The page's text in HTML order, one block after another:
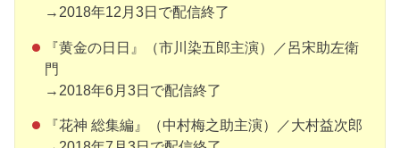
→2018年12月3日で配信終了
『黄金の日日』（市川染五郎主演）／呂宋助左衛
門
→2018年6月3日で配信終了
『花神 総集編』（中村梅之助主演）／大村益次郎